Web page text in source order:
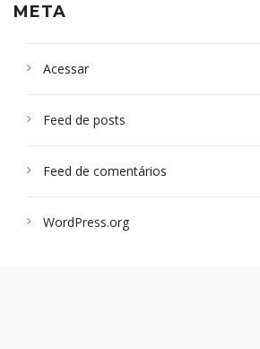
META
Acessar
Feed de posts
Feed de comentários
WordPress.org